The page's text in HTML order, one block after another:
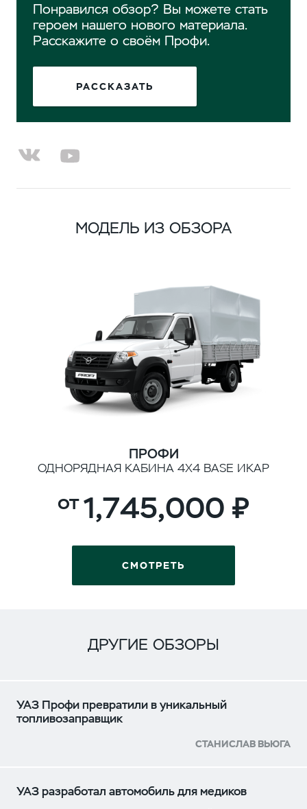
Понравился обзор? Вы можете стать
героем нашего нового материала.
Расскажите о своём Профи.
РАССКАЗАТЬ
МОДЕЛЬ ИЗ ОБЗОРА
ПРОФИ
ОДНОРЯДНАЯ КАБИНА 4Х4 BASE ИКАР
1,745,000
СМОТРЕТЬ
ДРУГИЕ ОБЗОРЫ
УАЗ Профи превратили в уникальный
топливозаправщик
СТАНИСЛАВ ВЬЮГА
УАЗ разработал автомобиль для медиков